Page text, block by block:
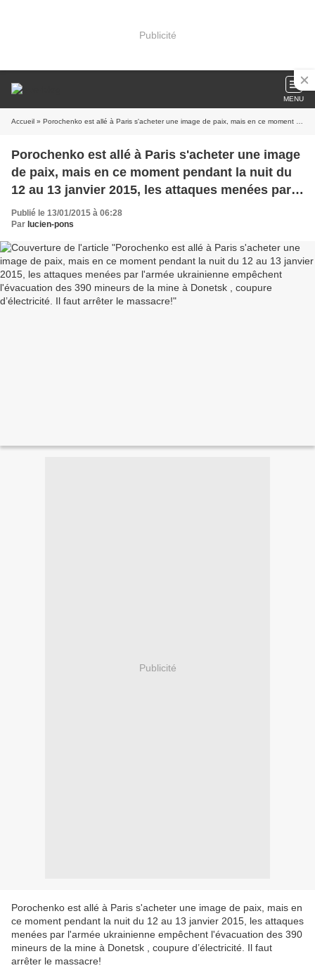
Publicité
MENU
Accueil » Porochenko est allé à Paris s'acheter une image de paix, mais en ce moment pendant la nuit du 12 au 13 janvier 2015, les attaques menées par l'armée ukrainienne empêchent l'évacuation des 390 mineurs de la mine à Donetsk , coupure d’électricité. Il faut arrêter le massacre!
Porochenko est allé à Paris s'acheter une image
de paix, mais en ce moment pendant la nuit du
12 au 13 janvier 2015, les attaques menées par
l'armée ukrainienne empêchent l'évacuation des
390 mineurs de la mine à Donetsk , coupure
d’électricité. Il faut arrêter le massacre!
Publié le 13/01/2015 à 06:28
Par lucien-pons
Publicité
Porochenko est allé à Paris s'acheter une image de paix, mais en
ce moment pendant la nuit du 12 au 13 janvier 2015, les attaques
menées par l'armée ukrainienne empêchent l'évacuation des 390
mineurs de la mine à Donetsk , coupure d’électricité. Il faut
arrêter le massacre!